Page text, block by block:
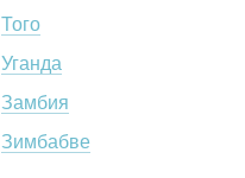
Того
Уганда
Замбия
Зимбабве